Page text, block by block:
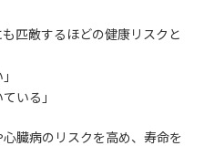
匹敵するほどの健康リスクと
いる」
臓病のリスクを高め、寿命を